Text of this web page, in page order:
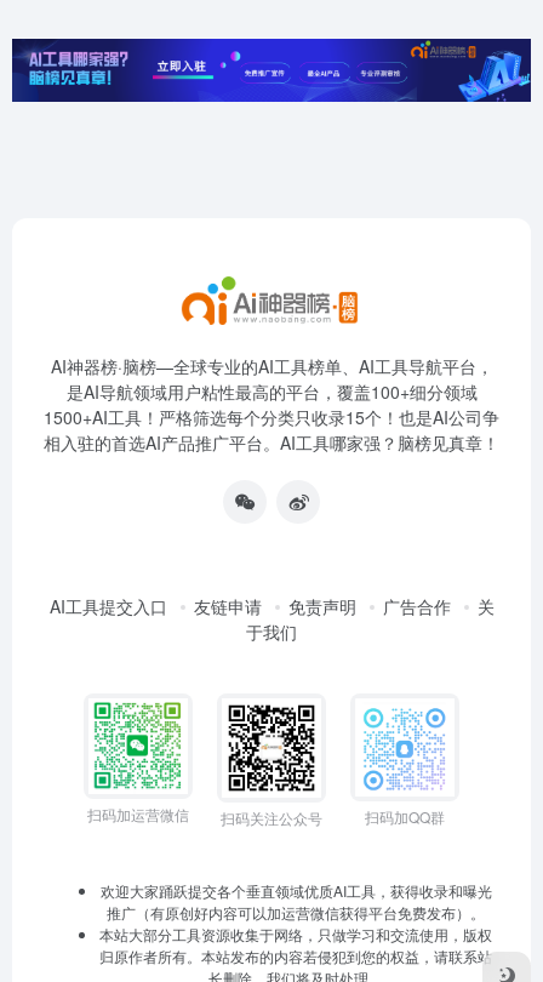
AI神器榜·脑榜—全球专业的AI工具榜单、AI工具导航平台，
是AI导航领域用户粘性最高的平台，覆盖100+细分领域
1500+AI工具！严格筛选每个分类只收录15个！也是AI公司争
相入驻的首选AI产品推广平台。AI工具哪家强？脑榜见真章！
AI工具提交入口 友链申请 免责声明 广告合作
关
于我们
扫码加运营微信 扫码关注公众号 扫码加QQ群
欢迎大家踊跃提交各个垂直领域优质AI工具，获得收录和曝光
推广（有原创好内容可以加运营微信获得平台免费发布）。
本站大部分工具资源收集于网络，只做学习和交流使用，版权
归原作者所有。本站发布的内容若侵犯到您的权益，请联系站
长删除，我们将及时处理。